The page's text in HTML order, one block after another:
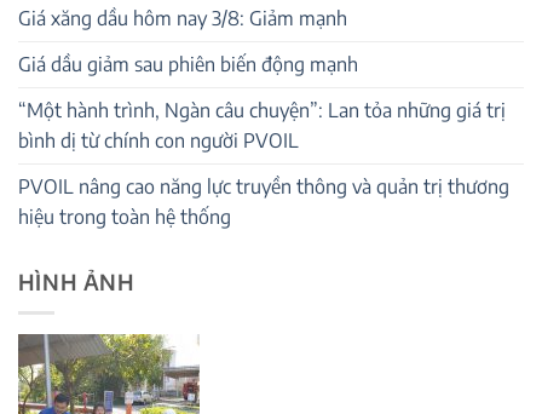
Giá xăng dầu hôm nay 3/8: Giảm mạnh
Giá dầu giảm sau phiên biến động mạnh
“Một hành trình, Ngàn câu chuyện”: Lan tỏa những giá trị
bình dị từ chính con người PVOIL
PVOIL nâng cao năng lực truyền thông và quản trị thương
hiệu trong toàn hệ thống
HÌNH ẢNH